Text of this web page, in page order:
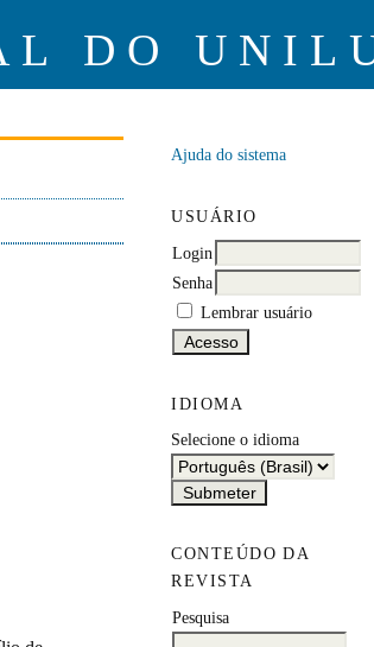
DO
Ajuda do sistema
USUÁRIO
Login
Senha
Lembrar usuário
IDIOMA
Selecione o idioma
CONTEÚDO DA
REVISTA
Pesquisa